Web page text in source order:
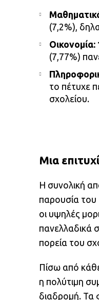
(7,2%),
Οικονομία:
(7,77%)
το πέτυχε
σχολείου.
Μια
Η συνολική
παρουσία του
οι υψηλές
πανελλαδικά
πορεία του
Πίσω από
η πολύτιμη
διαδρομή. Τα